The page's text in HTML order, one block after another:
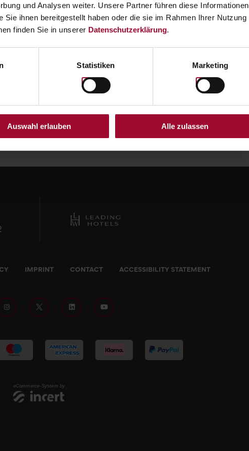
und Analysen weiter. Unsere Partner führen diese Informationen
ihnen bereitgestellt haben oder die sie im Rahmen Ihrer Nutzung
finden Sie in unserer Datenschutzerklärung.
Statistiken Marketing
Auswahl erlauben Alle zulassen
& DIGITAL STORAGE
IMPRINT CONTACT ACCESSIBILITY STATEMENT
eCommerce-System by